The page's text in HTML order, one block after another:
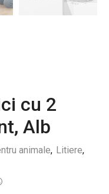
cu 2
Alb
animale, Litiere,